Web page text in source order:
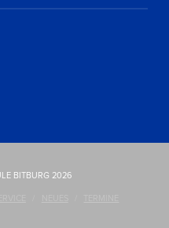
BITBURG 2026